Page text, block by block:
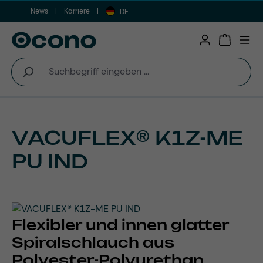
Zum Hauptinhalt springen
News Karriere DE
VACUFLEX® K1Z-ME
PU IND
Flexibler und innen glatter
Spiralschlauch aus